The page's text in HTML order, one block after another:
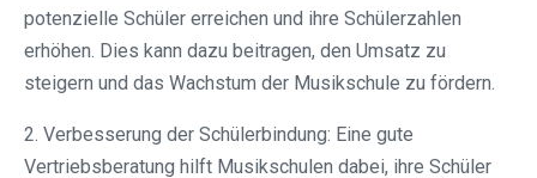
potenzielle Schüler erreichen und ihre Schülerzahlen
erhöhen. Dies kann dazu beitragen, den Umsatz zu
steigern und das Wachstum der Musikschule zu fördern.
2. Verbesserung der Schülerbindung: Eine gute
Vertriebsberatung hilft Musikschulen dabei, ihre Schüler